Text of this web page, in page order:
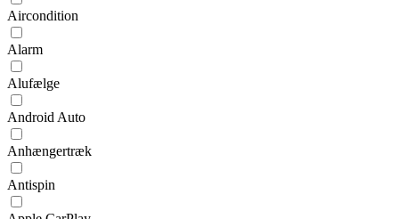
Aircondition
Alarm
Alufælge
Android Auto
Anhængertræk
Antispin